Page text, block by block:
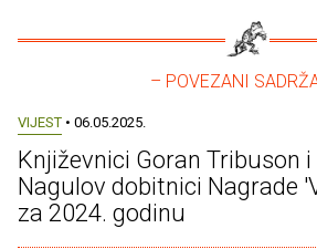
– POVEZANI
VIJEST • 06.05.2025.
Književnici Goran Tribuson
Nagulov dobitnici Nagrade
za 2024. godinu